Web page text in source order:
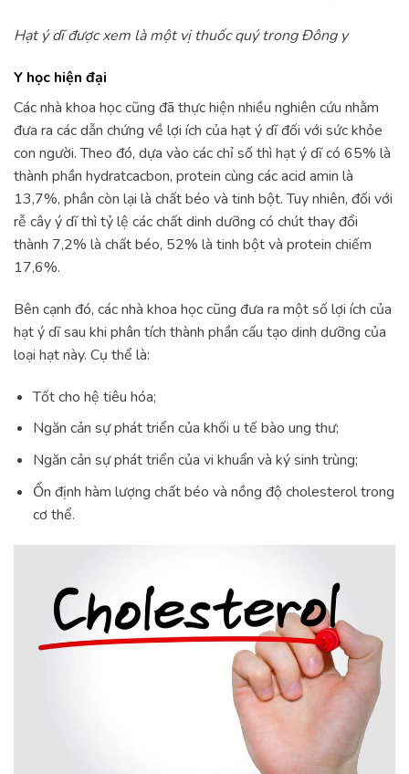
Hạt ý dĩ được xem là một vị thuốc quý trong Đông y
Y học hiện đại
Các nhà khoa học cũng đã thực hiện nhiều nghiên cứu nhằm
đưa ra các dẫn chứng về lợi ích của hạt ý dĩ đối với sức khỏe
con người. Theo đó, dựa vào các chỉ số thì hạt ý dĩ có 65% là
thành phần hydratcacbon, protein cùng các acid amin là
13,7%, phần còn lại là chất béo và tinh bột. Tuy nhiên, đối với
rễ cây ý dĩ thì tỷ lệ các chất dinh dưỡng có chút thay đổi
thành 7,2% là chất béo, 52% là tinh bột và protein chiếm
17,6%.
Bên cạnh đó, các nhà khoa học cũng đưa ra một số lợi ích của
hạt ý dĩ sau khi phân tích thành phần cấu tạo dinh dưỡng của
loại hạt này. Cụ thể là:
Tốt cho hệ tiêu hóa;
Ngăn cản sự phát triển của khối u tế bào ung thư;
Ngăn cản sự phát triển của vi khuẩn và ký sinh trùng;
Ổn định hàm lượng chất béo và nồng độ cholesterol trong
cơ thể.